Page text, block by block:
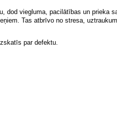
dod viegluma, pacilātības un prieka
Tas atbrīvo no stresa,
par defektu.